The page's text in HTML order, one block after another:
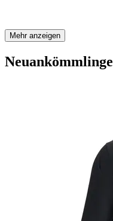
Mehr anzeigen
Neuankömmlinge